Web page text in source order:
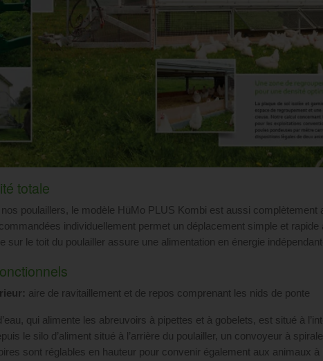
totale
poulaillers, le modèle HüMo PLUS Kombi est aussi
individuellement permet un déplacement simple et rapide
sur le toit du poulailler assure une alimentation en énergie
aire de ravitaillement et de repos comprenant les nids de ponte
qui alimente les abreuvoirs à pipettes et à gobelets, est situé à
le silo d’aliment situé à l’arrière du poulailler, un convoyeur à
sont réglables en hauteur pour convenir également aux animaux